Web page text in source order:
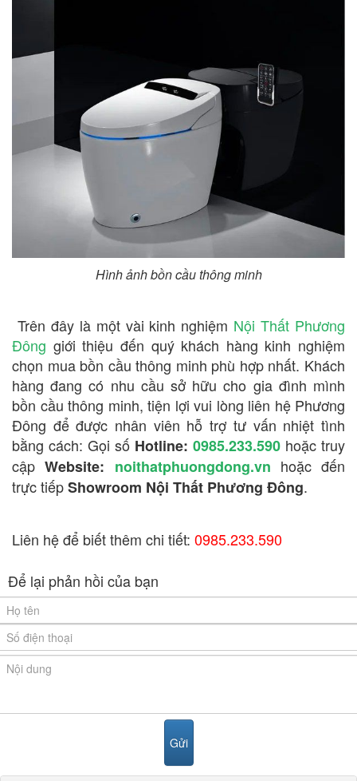
Hình ảnh bồn cầu thông minh
Trên đây là một vài kinh nghiệm Nội Thất Phương
Đông giới thiệu đến quý khách hàng kinh nghiệm
chọn mua bồn cầu thông minh phù hợp nhất. Khách
hàng đang có nhu cầu sở hữu cho gia đình mình
bồn cầu thông minh, tiện lợi vui lòng liên hệ Phương
Đông để được nhân viên hỗ trợ tư vấn nhiệt tình
bằng cách: Gọi số Hotline: 0985.233.590 hoặc truy
cậpWebsite: noithatphuongdong.vn hoặc đến
trực tiếpShowroom Nội Thất Phương Đông.
Liên hệ để biết thêm chi tiết: 0985.233.590
Để lại phản hồi của bạn